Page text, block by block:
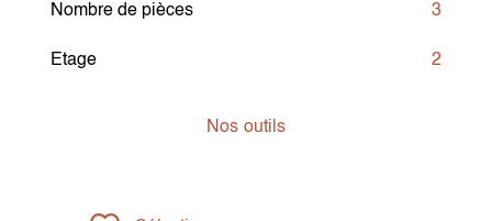
Nombre de pièces 3
Etage 2
Nos outils